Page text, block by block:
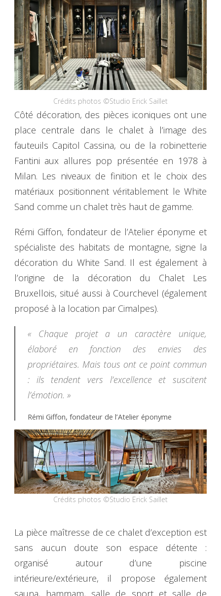
Crédits photos ©Studio Erick Saillet
Côté décoration, des pièces iconiques ont une
place centrale dans le chalet à l’image des
fauteuils Capitol Cassina, ou de la robinetterie
Fantini aux allures pop présentée en 1978 à
Milan. Les niveaux de finition et le choix des
matériaux positionnent véritablement le White
Sand comme un chalet très haut de gamme.
Rémi Giffon, fondateur de l’Atelier éponyme et
spécialiste des habitats de montagne, signe la
décoration du White Sand. Il est également à
l’origine de la décoration du Chalet Les
Bruxellois, situé aussi à Courchevel (également
proposé à la location par Cimalpes).
« Chaque projet a un caractère unique,
élaboré en fonction des envies des
propriétaires. Mais tous ont ce point commun
: ils tendent vers l’excellence et suscitent
l’émotion. »
Rémi Giffon, fondateur de l’Atelier éponyme
Crédits photos ©Studio Erick Saillet
La pièce maîtresse de ce chalet d’exception est
sans aucun doute son espace détente :
organisé autour d’une piscine
intérieure/extérieure, il propose également
sauna, hammam, salle de sport et salle de